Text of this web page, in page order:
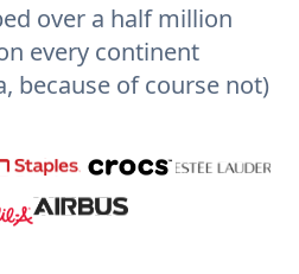
over a half million
every continent
because of course not)